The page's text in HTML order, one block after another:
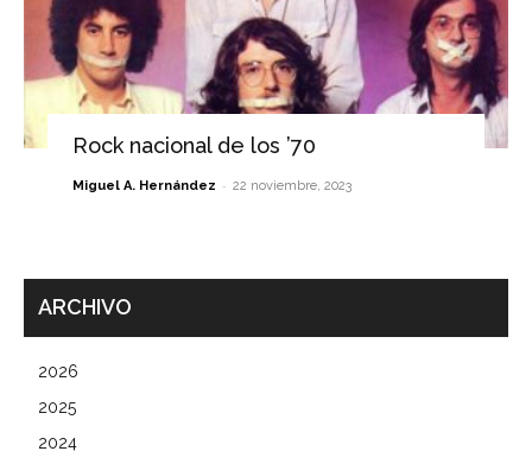
Rock nacional de los ’70
Miguel A. Hernández - 22 noviembre, 2023
ARCHIVO
2026
2025
2024